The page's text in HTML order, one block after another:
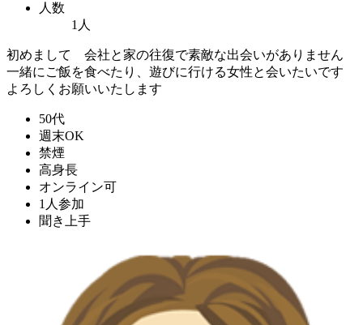
人数
1人
初めまして 会社と家の往復で素敵な出会いがありません
一緒にご飯を食べたり、遊びに行ける女性と会いたいです
よろしくお願いいたします
50代
週末OK
禁煙
高身長
オンライン可
1人参加
聞き上手